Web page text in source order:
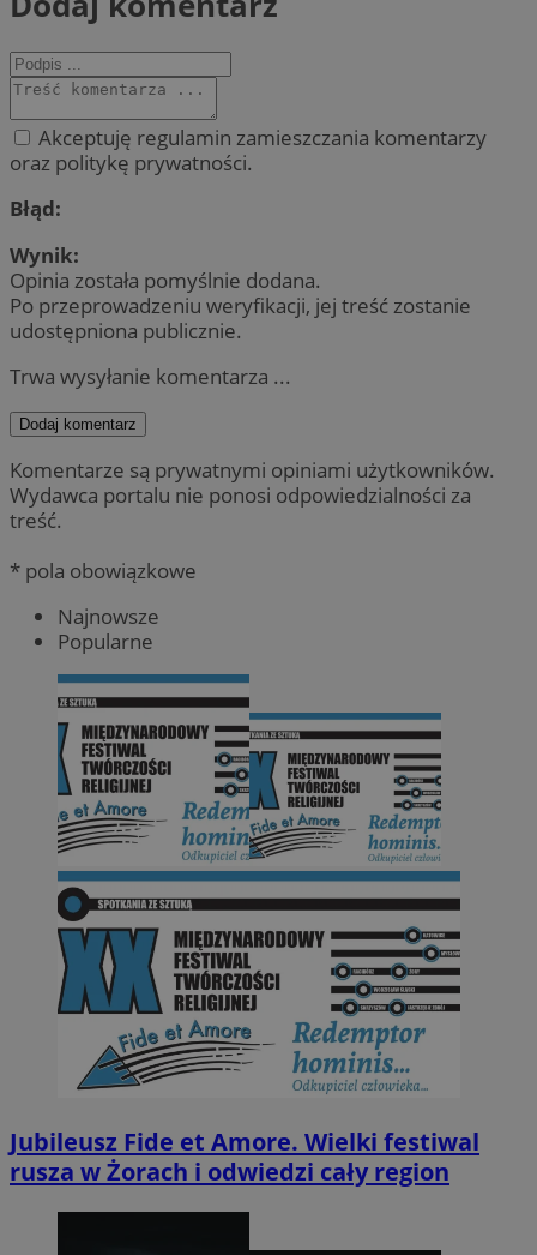
Akceptuję regulamin zamieszczania komentarzy
oraz politykę prywatności.
Błąd:
Wynik:
Opinia została pomyślnie dodana.
Po przeprowadzeniu weryfikacji, jej treść zostanie
udostępniona publicznie.
Trwa wysyłanie komentarza ...
Dodaj komentarz
Komentarze są prywatnymi opiniami użytkowników.
Wydawca portalu nie ponosi odpowiedzialności za
treść.
* pola obowiązkowe
Najnowsze
Popularne
Jubileusz Fide et Amore. Wielki festiwal
rusza w Żorach i odwiedzi cały region